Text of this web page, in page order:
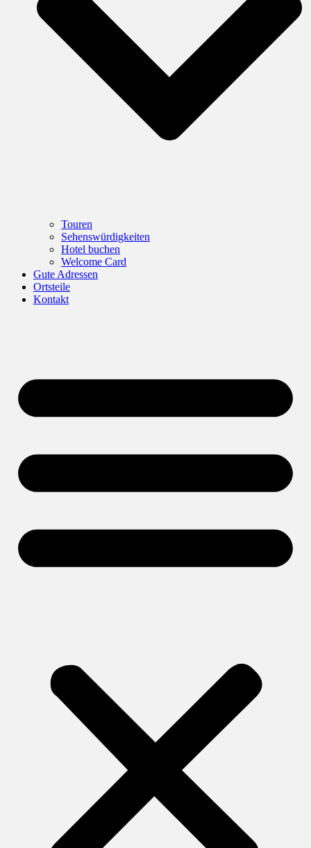
Touren
Sehenswürdigkeiten
Hotel buchen
Welcome Card
Gute Adressen
Ortsteile
Kontakt